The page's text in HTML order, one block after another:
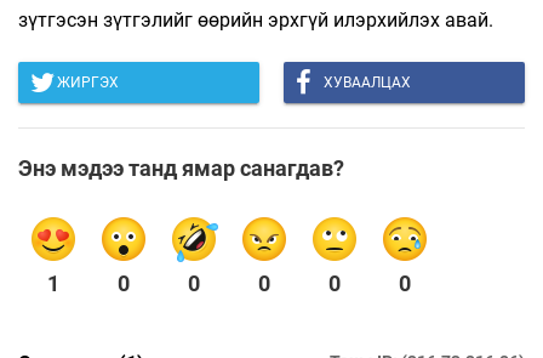
зүтгэсэн зүтгэлийг өөрийн эрхгүй илэрхийлэх авай.
ЖИРГЭХ ХУВААЛЦАХ
Энэ мэдээ танд ямар санагдав?
1 0 0 0 0 0